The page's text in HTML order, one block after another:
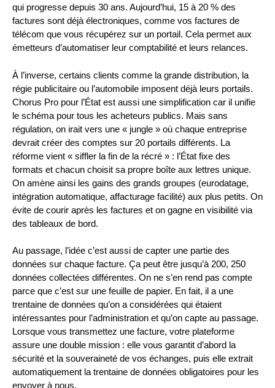
qui progresse depuis 30 ans. Aujourd’hui, 15 à 20 % des
factures sont déjà électroniques, comme vos factures de
télécom que vous récupérez sur un portail. Cela permet aux
émetteurs d’automatiser leur comptabilité et leurs relances.
À l’inverse, certains clients comme la grande distribution, la
régie publicitaire ou l’automobile imposent déjà leurs portails.
Chorus Pro pour l’État est aussi une simplification car il unifie
le schéma pour tous les acheteurs publics. Mais sans
régulation, on irait vers une « jungle » où chaque entreprise
devrait créer des comptes sur 20 portails différents. La
réforme vient « siffler la fin de la récré » : l’État fixe des
formats et chacun choisit sa propre boîte aux lettres unique.
On amène ainsi les gains des grands groupes (eurodatage,
intégration automatique, affacturage facilité) aux plus petits. On
évite de courir après les factures et on gagne en visibilité via
des tableaux de bord.
Au passage, l’idée c’est aussi de capter une partie des
données sur chaque facture. Ça peut être jusqu’à 200, 250
données collectées différentes. On ne s’en rend pas compte
parce que c’est sur une feuille de papier. En fait, il a une
trentaine de données qu’on a considérées qui étaient
intéressantes pour l’administration et qu’on capte au passage.
Lorsque vous transmettez une facture, votre plateforme
assure une double mission : elle vous garantit d’abord la
sécurité et la souveraineté de vos échanges, puis elle extrait
automatiquement la trentaine de données obligatoires pour les
envoyer à nous.